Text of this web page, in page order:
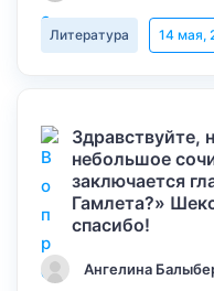
Литература 14 мая,
Здравствуйте,
небольшое
заключается
Гамлета?»
спасибо!
Ангелина